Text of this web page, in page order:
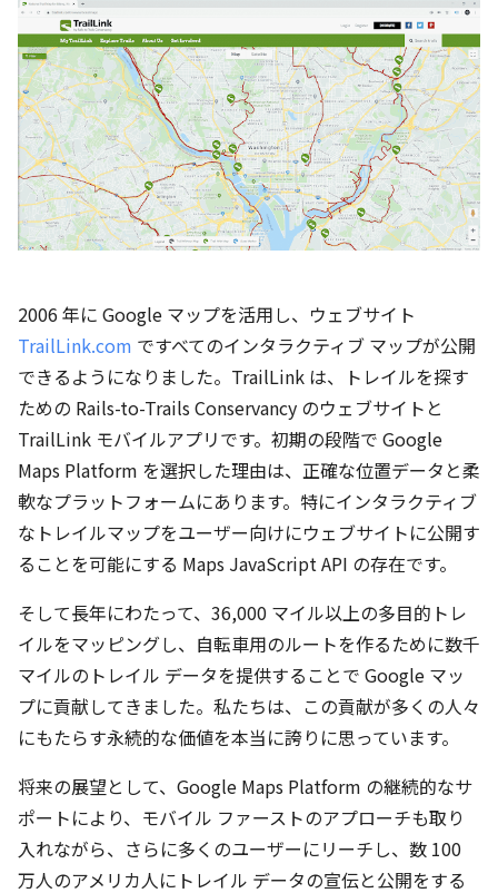
2006 年に Google マップを活用し、ウェブサイト
TrailLink.com ですべてのインタラクティブ マップが公開
できるようになりました。TrailLink は、トレイルを探す
ための Rails-to-Trails Conservancy のウェブサイトと
TrailLink モバイルアプリです。初期の段階で Google
Maps Platform を選択した理由は、正確な位置データと柔
軟なプラットフォームにあります。特にインタラクティブ
なトレイルマップをユーザー向けにウェブサイトに公開す
ることを可能にする Maps JavaScript API の存在です。
そして長年にわたって、36,000 マイル以上の多目的トレ
イルをマッピングし、自転車用のルートを作るために数千
マイルのトレイル データを提供することで Google マッ
プに貢献してきました。私たちは、この貢献が多くの人々
にもたらす永続的な価値を本当に誇りに思っています。
将来の展望として、Google Maps Platform の継続的なサ
ポートにより、モバイル ファーストのアプローチも取り
入れながら、さらに多くのユーザーにリーチし、数 100
万人のアメリカ人にトレイル データの宣伝と公開をする